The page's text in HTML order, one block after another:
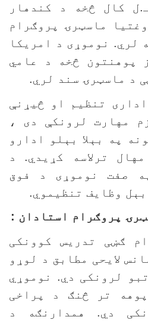
هـ.ل کال څخه د کندهار
ماسټرۍ پروګرام
نوموړی د امريکا
څخه د عامي
ماسټرۍ سند لري.
تنظيم او څيړنې
لرونکې دی ،
په بېلا بېلو ادارو
ترلاسه کړيدي. د
نوموړی د فوق
وظايف تنظيموي.
پروګرام استادان :
ګښی تدریس کوونکی
لایحی مطابق د لوړو
لرونکی دي. نوموړي
تر څنګ د پراخی
دي. همدارنګه د